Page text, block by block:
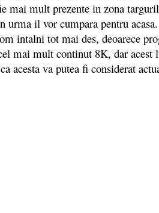
mai mult prezente in zona
il vor cumpara pentru
intalni tot mai des, deoarece
mai mult continut 8K, dar
acesta va putea fi considerat